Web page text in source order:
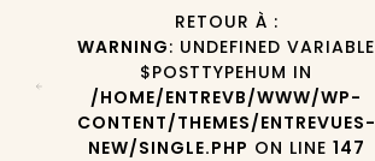
RETOUR À :
WARNING: UNDEFINED VARIABLE
$POSTTYPEHUM IN
/HOME/ENTREVB/WWW/WP-
CONTENT/THEMES/ENTREVUES-
NEW/SINGLE.PHP ON LINE 147